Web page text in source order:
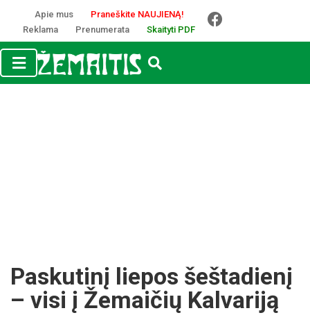
Apie mus
Praneškite NAUJIENĄ!
Reklama
Prenumerata Skaityti PDF
Paskutinį liepos šeštadienį
– visi į Žemaičių Kalvariją